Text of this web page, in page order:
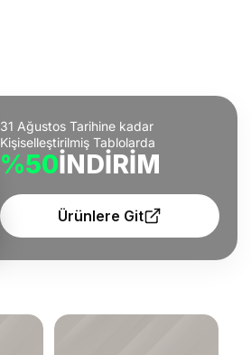
31 Ağustos Tarihine kadar
Kişiselleştirilmiş Tablolarda
%50İNDİRİM
Ürünlere Git